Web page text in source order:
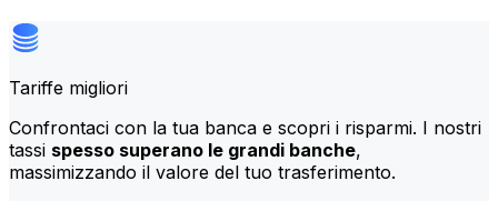
Tariffe migliori
Confrontaci con la tua banca e scopri i risparmi. I nostri
tassi spesso superano le grandi banche,
massimizzando il valore del tuo trasferimento.